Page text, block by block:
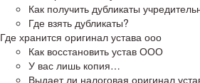
Как получить дубликаты
Где взять дубликаты?
Где хранится оригинал устава ооо
Как восстановить устав ООО
У вас лишь копия…
Выдает ли налоговая оригинал